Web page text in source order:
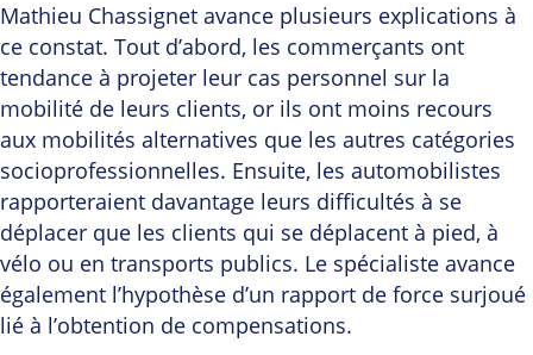
Mathieu Chassignet avance plusieurs explications à
ce constat. Tout d’abord, les commerçants ont
tendance à projeter leur cas personnel sur la
mobilité de leurs clients, or ils ont moins recours
aux mobilités alternatives que les autres catégories
socioprofessionnelles. Ensuite, les automobilistes
rapporteraient davantage leurs difficultés à se
déplacer que les clients qui se déplacent à pied, à
vélo ou en transports publics. Le spécialiste avance
également l’hypothèse d’un rapport de force surjoué
lié à l’obtention de compensations.